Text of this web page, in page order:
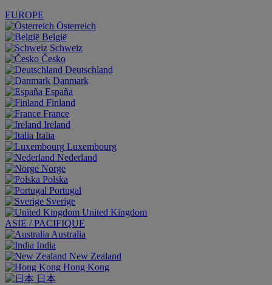
EUROPE
Österreich
België
Schweiz
Česko
Deutschland
Danmark
España
Finland
France
Ireland
Italia
Luxembourg
Nederland
Norge
Polska
Portugal
Sverige
United Kingdom
ASIE / PACIFIQUE
Australia
India
New Zealand
Hong Kong
日本